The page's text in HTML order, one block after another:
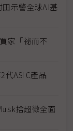
示警全球AI基
家「祕而不
ASIC產品
捨超微全面